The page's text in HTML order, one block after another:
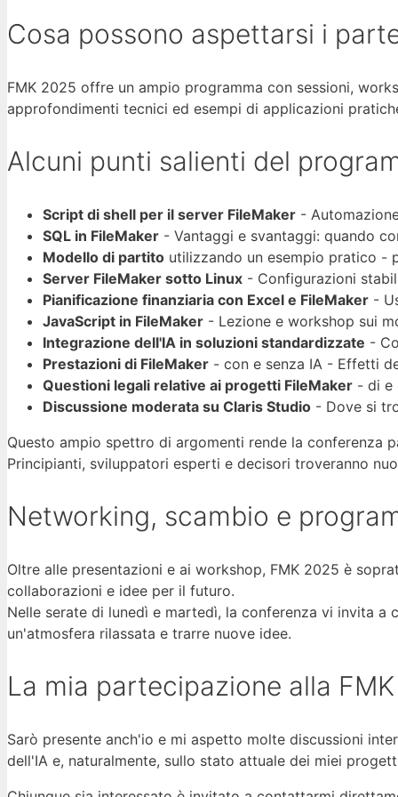
Cosa possono aspettarsi i
FMK 2025 offre un ampio programma con sessioni,
approfondimenti tecnici ed esempi di applicazioni
Alcuni punti salienti del
Script di shell per il server FileMaker -
SQL in FileMaker - Vantaggi e svantaggi: quando
Modello di partito utilizzando un esempio pratico -
Server FileMaker sotto Linux - Configurazioni
Pianificazione finanziaria con Excel e FileMaker -
JavaScript in FileMaker - Lezione e workshop sui
Integrazione dell'IA in soluzioni standardizzate -
Prestazioni di FileMaker - con e senza IA - Effetti
Questioni legali relative ai progetti FileMaker - di e
Discussione moderata su Claris Studio - Dove si
Questo ampio spettro di argomenti rende la conferenza
Principianti, sviluppatori esperti e decisori troveranno
Networking, scambio e
Oltre alle presentazioni e ai workshop, FMK 2025 è
collaborazioni e idee per il futuro.
Nelle serate di lunedì e martedì, la conferenza vi invita a
un'atmosfera rilassata e trarre nuove idee.
La mia partecipazione alla
Sarò presente anch'io e mi aspetto molte discussioni
dell'IA e, naturalmente, sullo stato attuale dei miei